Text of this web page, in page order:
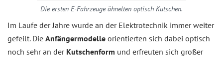
Die ersten E-Fahrzeuge ähnelten optisch Kutschen.
Im Laufe der Jahre wurde an der Elektrotechnik immer weiter
gefeilt. Die Anfängermodelle orientierten sich dabei optisch
noch sehr an der Kutschenform und erfreuten sich großer